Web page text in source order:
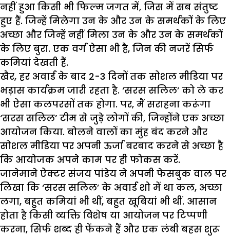
नहीं हुआ किसी भी फिल्म जगत में, जिस में सब संतुष्ट
हुए हैं. जिन्हें मिलेगा उन के और उन के समर्थकों के लिए
अच्छा और जिन्हें नहीं मिला उन के और उन के समर्थकों
के लिए बुरा. एक वर्ग ऐसा भी है, जिन की नजरें सिर्फ
कमियां देखती हैं.
खैर, हर अवार्ड के बाद 2-3 दिनों तक सोशल मीडिया पर
भड़ास कार्यक्रम जारी रहता है. ‘सरस सलिल’ को ले कर
भी ऐसा कलपरसों तक होगा. पर, मैं सराहना करूंगा
‘सरस सलिल’ टीम से जुड़े लोगों की, जिन्होंने एक अच्छा
आयोजन किया. बोलने वालों का मुंह बंद करने और
सोशल मीडिया पर अपनी ऊर्जा बरबाद करने से अच्छा है
कि आयोजक अपने काम पर ही फोकस करें.
जानेमाने ऐक्टर संजय पांडेय ने अपनी फेसबुक वाल पर
लिखा कि ‘सरस सलिल’ के अवार्ड शो में था कल, अच्छा
लगा, बहुत कमियां भी थीं, बहुत खूबियां भी थीं. आसान
होता है किसी व्यक्ति विशेष या आयोजन पर टिप्पणी
करना, सिर्फ शब्द ही फेंकने हैं और एक लंबी बहस शुरू